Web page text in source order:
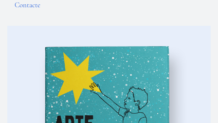
Contacte